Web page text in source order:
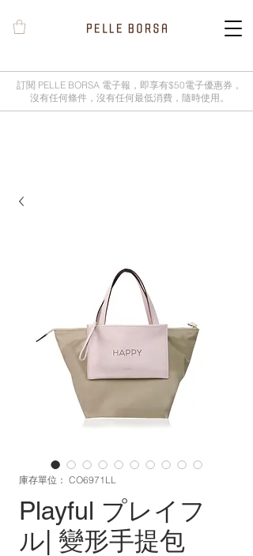
訂閱 PELLE BORSA 電子報，即享有$50電子優惠券，
沒有任何條件，沒有任何最低消費，隨時使用。
庫存單位： CO6971LL
Playful プレイフ
ル| 變形手提包